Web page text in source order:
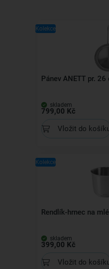
Kolekce
Pánev ANETT pr. 26
skladem
799,00 Kč
Vložit do
Kolekce
Rendlík-hrnec na
skladem
399,00 Kč
Vložit do